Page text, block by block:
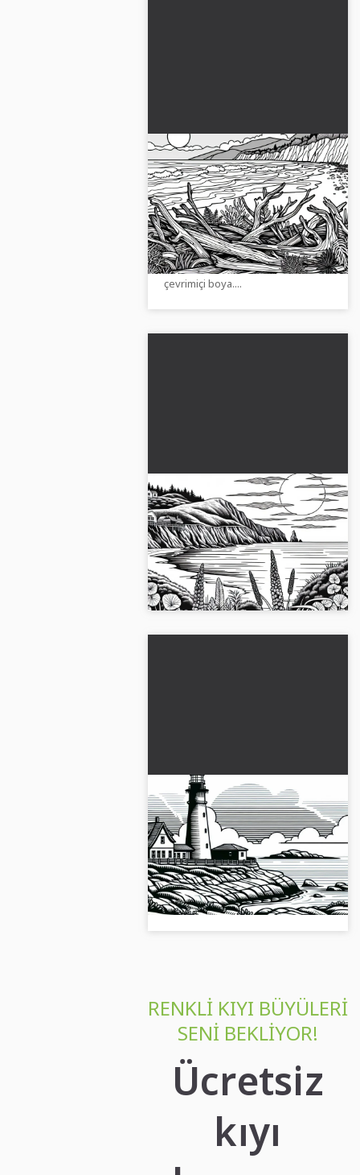
Kıyıda drift ahşabı ve
yosunlar - Ücretsiz
boyama sayfası
Dalgalar ve sürüklenmiş odunlarla
dolu heyecan verici bir kıyı
manzarasını keşfet. Ücretsiz
boyama sayfasını indir veya
çevrimiçi boya....
Kıyıda gün batımı -
Ücretsiz boyama sayfası
Kıyıda etkileyici bir gün batımının
keyfini çıkar. Şimdi ücretsiz
boyama sayfasını indir....
Eski Fener Şablonu Kıyı
Manzarası Ücretsiz
Eski bir fenerin boyama şablonu,
yaratıcı renklerini bekliyor. Resmi
ücretsiz indir ve hemen boyamaya
başla!...
RENKLI KIYI BÜYÜLERI
SENI BEKLIYOR!
Ücretsiz
kıyı